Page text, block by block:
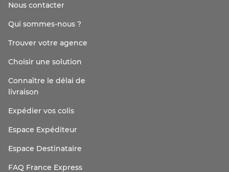
Nous contacter
Qui sommes-nous ?
Trouver votre agence
Choisir une solution
Connaître le délai de
livraison
Expédier vos colis
Espace Expéditeur
Espace Destinataire
FAQ France Express